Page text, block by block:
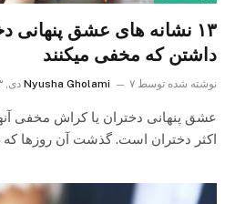
۱۳ نشانه های عشق
داشتن که مخفی میکنند
نوشته شده توسط Nyusha Gholami ۷ دی, ۱۴۰۳
عشق پنهانی دختران یا کراش مخفی
اکثر دختران است. گذشت آن روزها که